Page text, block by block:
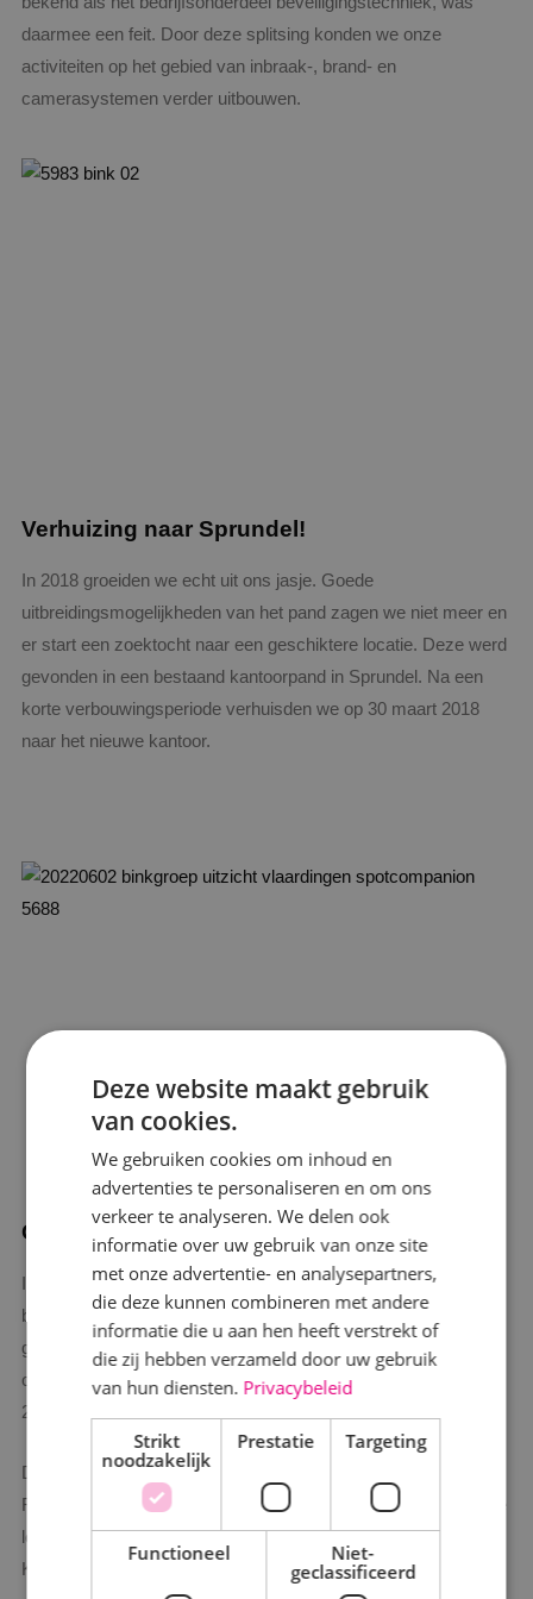
daarmee een feit. Door deze splitsing konden we onze
activiteiten op het gebied van inbraak-, brand- en
camerasystemen verder uitbouwen.
Verhuizing naar Sprundel!
In 2018 groeiden we echt uit ons jasje. Goede
uitbreidingsmogelijkheden van het pand zagen we niet meer en
er start een zoektocht naar een geschiktere locatie. Deze werd
gevonden in een bestaand kantoorpand in Sprundel. Na een
korte verbouwingsperiode verhuisden we op 30 maart 2018
naar het nieuwe kantoor.
Overname KIN Installatietechniek
In januari 2022 namen wij KIN Installatietechniek over. Met
bestaande vestigingen in Rijen en
groeiden ons werkgebied en personeelsbestand. Na deze
overname kwam de teller van ons personeelsbestand op ruim
220 medewerkers te staan.
De vestiging van KIN Installatietechniek in het centrum van
Rijen was al een tijdje voorbestemd voor herontwikkeling. In de
loop van 2022 is KIN Installatietechniek verhuisd naar
Kaatsheuvel.
Deze website maakt gebruik
van cookies.
We gebruiken cookies om inhoud en
advertenties te personaliseren en om ons
verkeer te analyseren. We delen ook
informatie over uw gebruik van onze site
met onze advertentie- en analysepartners,
die deze kunnen combineren met andere
informatie die u aan hen heeft verstrekt of
die zij hebben verzameld door uw gebruik
van hun diensten. Privacybeleid
Strikt
noodzakelijk
Prestatie Targeting
Functioneel
Niet-
geclassificeerd